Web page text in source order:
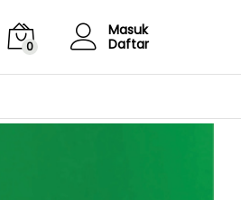
0
Masuk
Daftar